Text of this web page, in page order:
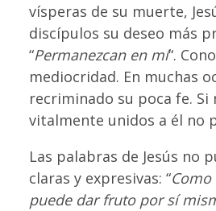
vísperas de su muerte,
discípulos su deseo más
“Permanezcan en mí“.
mediocridad. En muchas
recriminado su poca fe. Si
vitalmente unidos a él no
Las palabras de Jesús no
claras y expresivas: “
puede dar fruto por sí